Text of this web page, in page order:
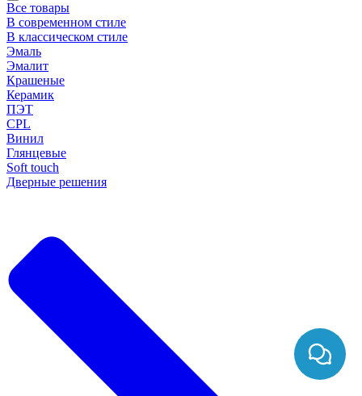
Все товары
В современном стиле
В классическом стиле
Эмаль
Эмалит
Крашеные
Керамик
ПЭТ
CPL
Винил
Глянцевые
Soft touch
Дверные решения